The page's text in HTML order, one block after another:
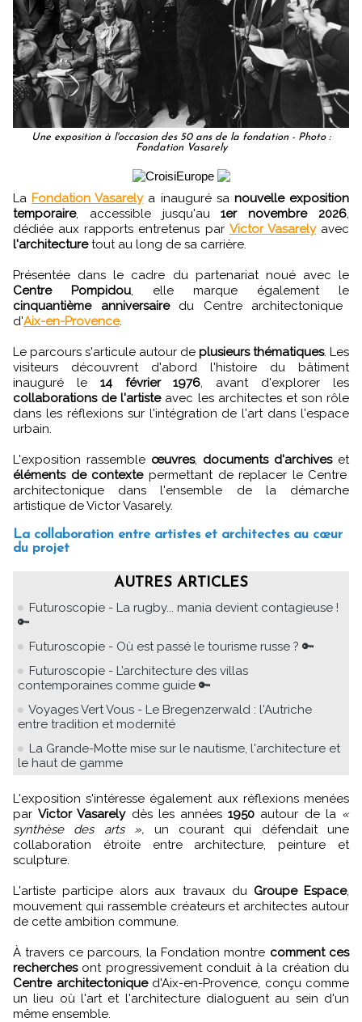
Une exposition à l'occasion des 50 ans de la fondation - Photo :
Fondation Vasarely
La Fondation Vasarelya inauguré sa nouvelle exposition
temporaire, accessible jusqu'au1er novembre 2026
dédiée aux rapports entretenus par Victor Vasarelyavec
l'architecturetout au long de sa carrière.
Présentée dans le cadre du partenariat noué avec le
Centre Pompidou , elle marque également le
cinquantième anniversairedu Centre architectonique
d'Aix-en-Provence.
Le parcours s'articule autour de plusieurs thématiques. Les
visiteurs découvrent d'abord l'histoire du bâtiment
inauguré le 14 février 1976 , avant d'explorer les
collaborations de l'artisteavec les architectes et son rôle
dans les réflexions sur l'intégration de l'art dans l'espace
urbain.
L'exposition rassemble œuvres, documents d'archiveset
éléments de contexte permettant de replacer le Centre
architectonique dans l'ensemble de la démarche
artistique de Victor Vasarely.
La collaboration entre artistes et architectes au cœur
du projet
AUTRES ARTICLES
Futuroscopie - La rugby... mania devient contagieuse !
🔑
Futuroscopie - Où est passé le tourisme russe ? 🔑
Futuroscopie - L’architecture des villas
contemporaines comme guide 🔑
Voyages Vert Vous - Le Bregenzerwald : l'Autriche
entre tradition et modernité
La Grande-Motte mise sur le nautisme, l'architecture et
le haut de gamme
L'exposition s'intéresse également aux réflexions menées
parVictor Vasarelydès les années1950 autour de la «
synthèse des arts », un courant qui défendait une
collaboration étroite entre architecture, peinture et
sculpture.
L'artiste participe alors aux travaux du Groupe Espace,
mouvement qui rassemble créateurs et architectes autour
de cette ambition commune.
À travers ce parcours, la Fondation montre comment ces
recherchesont progressivement conduit à la création du
Centre architectoniqued'Aix-en-Provence, conçu comme
un lieu où l'art et l'architecture dialoguent au sein d'un
même ensemble.